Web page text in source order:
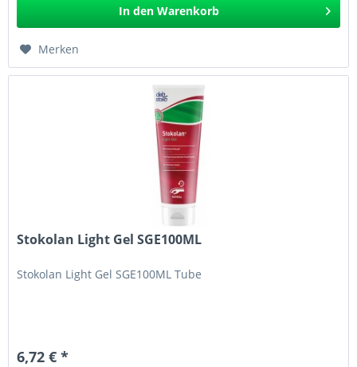
In den Warenkorb
Merken
Stokolan Light Gel SGE100ML
Stokolan Light Gel SGE100ML Tube
6,72 € *